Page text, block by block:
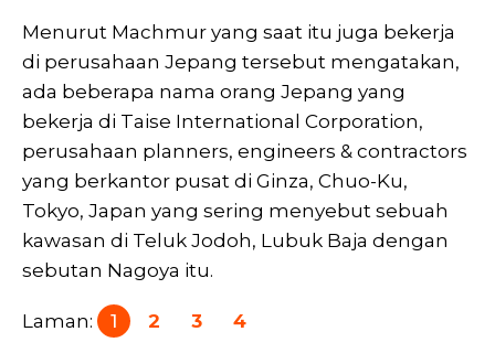
Menurut Machmur yang saat itu juga bekerja
di perusahaan Jepang tersebut mengatakan,
ada beberapa nama orang Jepang yang
bekerja di Taise International Corporation,
perusahaan planners, engineers & contractors
yang berkantor pusat di Ginza, Chuo-Ku,
Tokyo, Japan yang sering menyebut sebuah
kawasan di Teluk Jodoh, Lubuk Baja dengan
sebutan Nagoya itu.
Laman: 1 2 3 4